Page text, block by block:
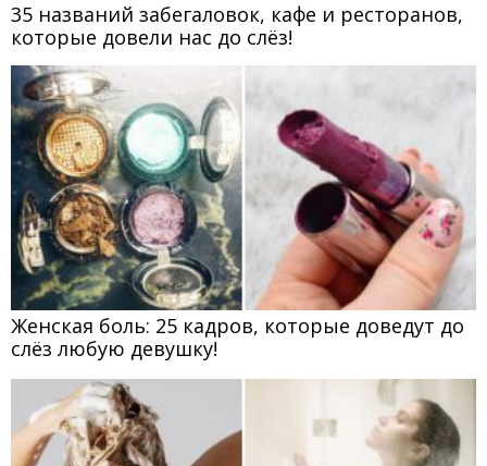
35 названий забегаловок, кафе и ресторанов,
которые довели нас до слёз!
Женская боль: 25 кадров, которые доведут до
слёз любую девушку!